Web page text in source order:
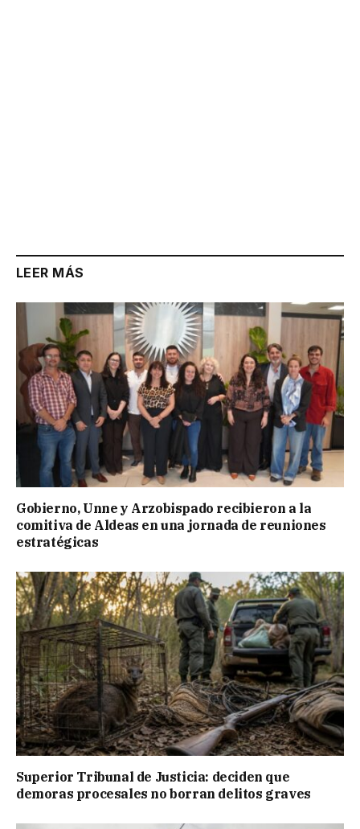
LEER MÁS
Gobierno, Unne y Arzobispado recibieron a la
comitiva de Aldeas en una jornada de reuniones
estratégicas
Superior Tribunal de Justicia: deciden que
demoras procesales no borran delitos graves